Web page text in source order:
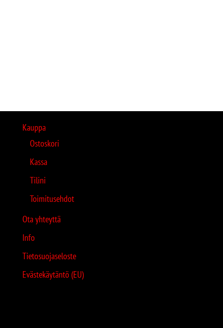
Kauppa
Ostoskori
Kassa
Tilini
Toimitusehdot
Ota yhteyttä
Info
Tietosuojaseloste
Evästekäytäntö (EU)